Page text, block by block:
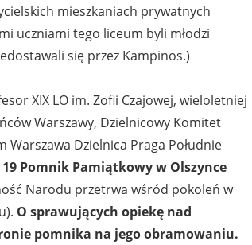
mieszkaniach prywatnych
uczniami tego liceum byli młodzi
się przez Kampinos.)
XIX LO im. Zofii Czajowej, wieloletniej
Warszawy, Dzielnicowy Komitet
Warszawa Dzielnica Praga Południe
Pomnik Pamiątkowy w Olszynce
Narodu przetrwa wśród pokoleń w
O sprawujących opiekę nad
pomnika na jego obramowaniu.